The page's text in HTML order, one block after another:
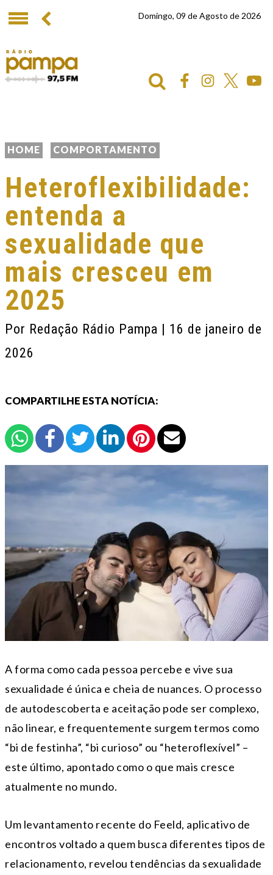
Domingo, 09 de Agosto de 2026
HOME COMPORTAMENTO
Heteroflexibilidade:
entenda a
sexualidade que
mais cresceu em
2025
Por Redação Rádio Pampa | 16 de janeiro de
2026
COMPARTILHE ESTA NOTÍCIA:
A forma como cada pessoa percebe e vive sua
sexualidade é única e cheia de nuances. O processo
de autodescoberta e aceitação pode ser complexo,
não linear, e frequentemente surgem termos como
“bi de festinha”, “bi curioso” ou “heteroflexível” –
este último, apontado como o que mais cresce
atualmente no mundo.
Um levantamento recente do Feeld, aplicativo de
encontros voltado a quem busca diferentes tipos de
relacionamento, revelou tendências da sexualidade